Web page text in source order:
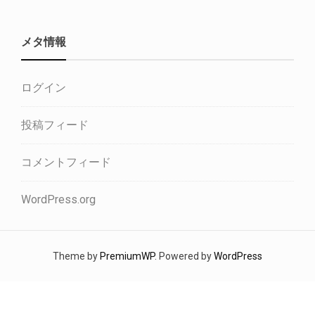
メタ情報
ログイン
投稿フィード
コメントフィード
WordPress.org
Theme by PremiumWP. Powered byWordPress